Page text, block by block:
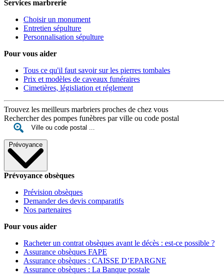
Services marbrerie
Choisir un monument
Entretien sépulture
Personnalisation sépulture
Pour vous aider
Tous ce qu'il faut savoir sur les pierres tombales
Prix et modèles de caveaux funéraires
Cimetières, législiation et réglement
Trouvez les meilleurs marbriers proches de chez vous
Rechercher des pompes funèbres par ville ou code postal
Prévoyance
Prévoyance obsèques
Prévision obsèques
Demander des devis comparatifs
Nos partenaires
Pour vous aider
Racheter un contrat obsèques avant le décès : est-ce possible ?
Assurance obsèques FAPE
Assurance obsèques : CAISSE D’EPARGNE
Assurance obsèques : La Banque postale